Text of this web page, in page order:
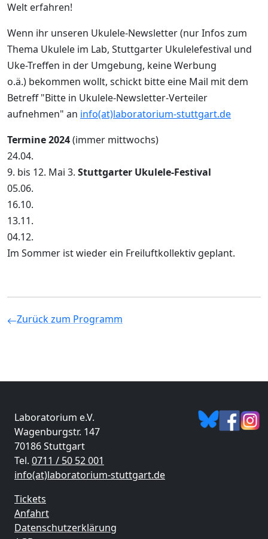
Welt erfahren!
Wenn ihr unseren Ukulele-Newsletter (nur Infos zum
Thema Ukulele im Lab, Stuttgarter Ukulelefestival und
Uke-Treffen in der Umgebung, keine Werbung
o.ä.) bekommen wollt, schickt bitte eine Mail mit dem
Betreff "Bitte in Ukulele-Newsletter-Verteiler
aufnehmen" an info(at)laboratorium-stuttgart.de
Termine 2024(immer mittwochs)
24.04.
9. bis 12. Mai 3. Stuttgarter Ukulele-Festival
05.06.
16.10.
13.11.
04.12.
Im Sommer ist wieder ein Freiluftkollektiv geplant.
Zurück zum Programm
Laboratorium e.V.
Wagenburgstr. 147
70186 Stuttgart
Tel. 0711 / 50 52 001
info(at)laboratorium-stuttgart.de
Tickets
Anfahrt
Datenschutzerklärung